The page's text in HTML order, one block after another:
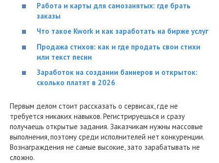
Работа и карты для самозанятых: где брать
заказы
Что такое Kwork и как заработать на бирже услуг
Продажа стихов: как и где продать свои стихи
или текст песни
Заработок на создании баннеров и открыток:
сколько платят в 2026
Первым делом стоит рассказать о сервисах, где не
требуется никаких навыков. Регистрируешься и сразу
получаешь открытые задания. Заказчикам нужны массовые
выполнения, поэтому среди исполнителей нет конкуренции.
Вознаграждения не самые высокие, зато зарабатывать не
сложно.